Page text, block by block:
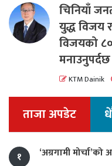
चिनियाँ
युद्ध विजय र
विजयको
KTM Dainik
ताजा अपडेट
१ ‘अग्रगामी